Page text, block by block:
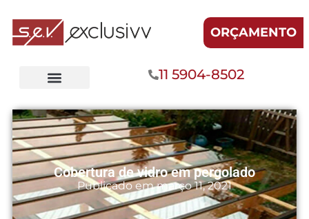
ORÇAMENTO
11 5904-8502
Cobertura de vidro em pergolado
Publicado em março 11, 2021